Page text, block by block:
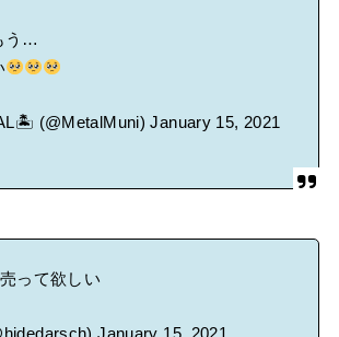
う…
(@MetalMuni)January 15, 2021
って欲しい